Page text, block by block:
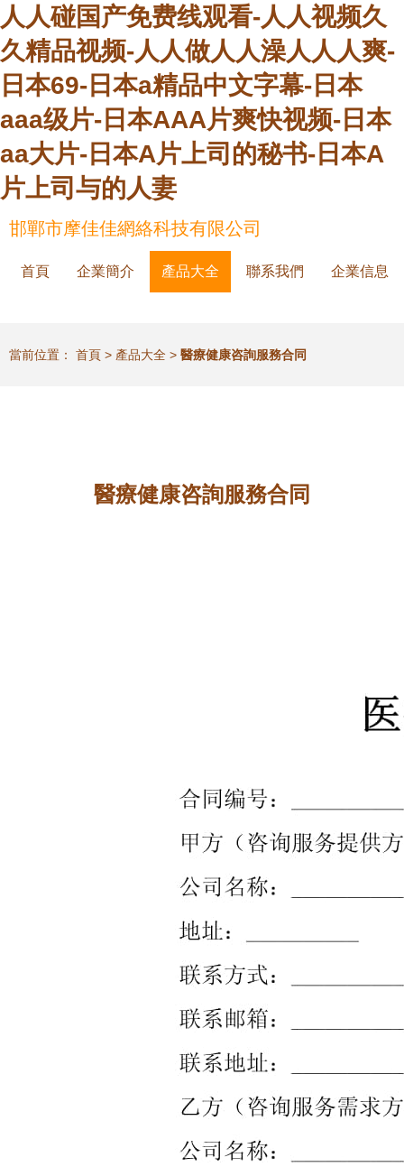
人人碰国产免费线观看-人人视频久
久精品视频-人人做人人澡人人人爽-
日本69-日本a精品中文字幕-日本
aaa级片-日本AAA片爽快视频-日本
aa大片-日本A片上司的秘书-日本A
片上司与的人妻
邯鄲市摩佳佳網絡科技有限公司
首頁 企業簡介 產品大全 聯系我們 企業信息
當前位置： 首頁 > 產品大全 > 醫療健康咨詢服務合同
醫療健康咨詢服務合同